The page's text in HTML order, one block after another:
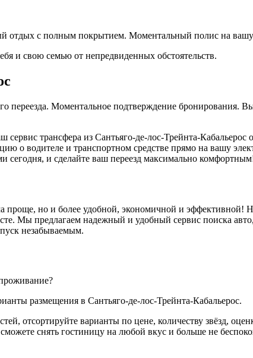
отдых с полным покрытием. Моментальный полис на
и свою семью от непредвиденных обстоятельств.
переезда. Моментальное подтверждение бронирования.
трансфера из Сантьяго-де-лос-Трейнта-Кабальерос
водителе и транспортном средстве прямо на вашу
сегодня, и сделайте ваш переезд максимально
проще, но и более удобной, экономичной и
Мы предлагаем надежный и удобный сервис поиска
незабываемым.
размещения в Сантьяго-де-лос-Трейнта-Кабальерос.
отсортируйте варианты по цене, количеству звёзд,
снять гостиницу на любой вкус и больше не